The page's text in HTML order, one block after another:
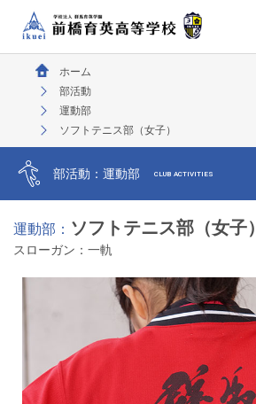
ホーム
部活動
運動部
ソフトテニス部（女子）
部活動：運動部 CLUB ACTIVITIES
運動部： ソフトテニス部（女子）
スローガン： 一軌